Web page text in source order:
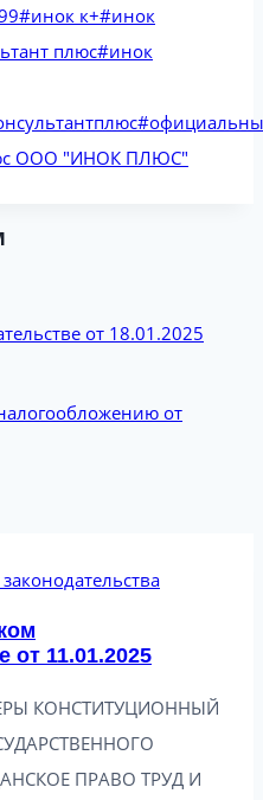
#инок к+#инок
плюс#инок
#
ООО "ИНОК ПЛЮС"
от 18.01.2025
от
от 11.01.2025
КОНСТИТУЦИОННЫЙ
ПРАВО ТРУД И